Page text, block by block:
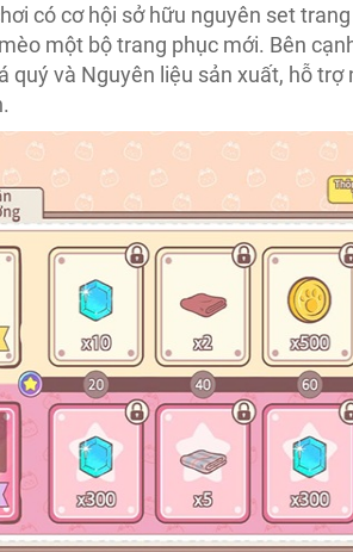
có cơ hội sở hữu nguyên set
một bộ trang phục mới. Bên
và Nguyên liệu sản xuất, hỗ trợ